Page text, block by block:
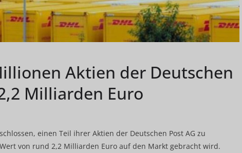
Aktien der Deutschen
Milliarden Euro
einen Teil ihrer Aktien der Deutschen Post AG zu
von rund 2,2 Milliarden Euro auf den Markt gebracht wird.